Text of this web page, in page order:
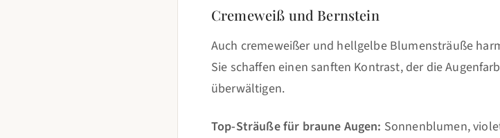
Cremeweiß und Bernstein
Auch cremeweißer und hellgelbe Blumensträuße
Sie schaffen einen sanften Kontrast, der die
überwältigen.
Top-Sträuße für braune Augen: Sonnenblumen,